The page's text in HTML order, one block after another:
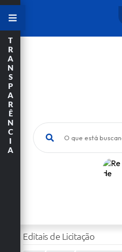
O que está buscando?
T
R
A
N
S
P
A
R
Ê
N
C
I
A
Editais de Licitação